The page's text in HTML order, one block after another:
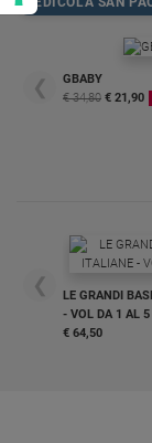
❮
GBABY
€ 34,80 € 21,90
❮
LE GRANDI
- VOL DA 1 AL 5
€ 64,50